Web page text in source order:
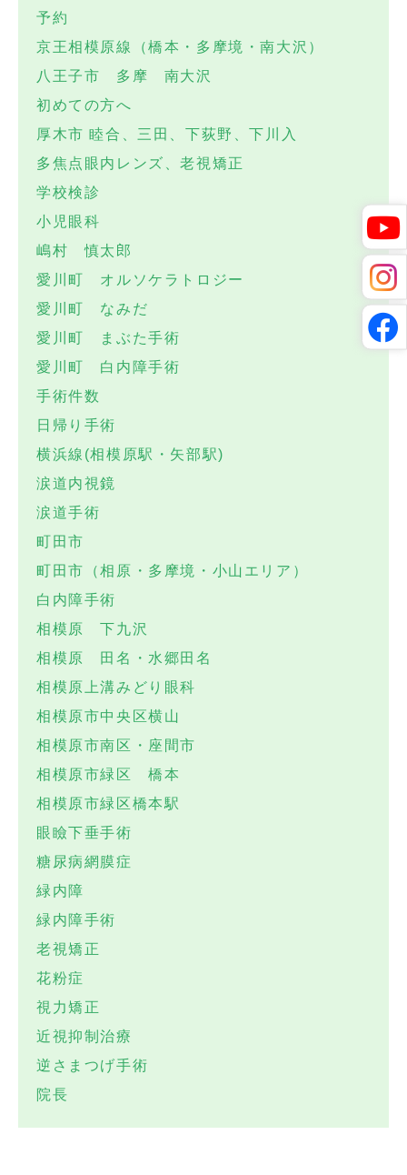
予約
京王相模原線（橋本・多摩境・南大沢）
八王子市 多摩 南大沢
初めての方へ
厚木市 睦合、三田、下荻野、下川入
多焦点眼内レンズ、老視矯正
学校検診
小児眼科
嶋村 慎太郎
愛川町 オルソケラトロジー
愛川町 なみだ
愛川町 まぶた手術
愛川町 白内障手術
手術件数
日帰り手術
横浜線(相模原駅・矢部駅)
涙道内視鏡
涙道手術
町田市
町田市（相原・多摩境・小山エリア）
白内障手術
相模原 下九沢
相模原 田名・水郷田名
相模原上溝みどり眼科
相模原市中央区横山
相模原市南区・座間市
相模原市緑区 橋本
相模原市緑区橋本駅
眼瞼下垂手術
糖尿病網膜症
緑内障
緑内障手術
老視矯正
花粉症
視力矯正
近視抑制治療
逆さまつげ手術
院長